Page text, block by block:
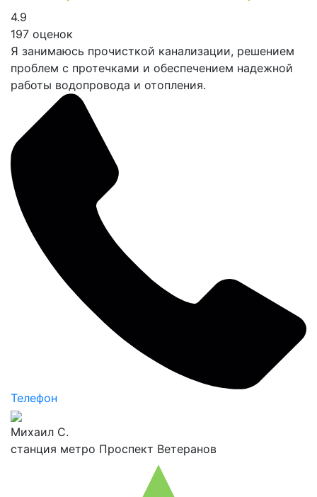
4.9
197 оценок
Я занимаюсь прочисткой канализации, решением
проблем с протечками и обеспечением надежной
работы водопровода и отопления.
Телефон
Михаил С.
станция метро Проспект Ветеранов